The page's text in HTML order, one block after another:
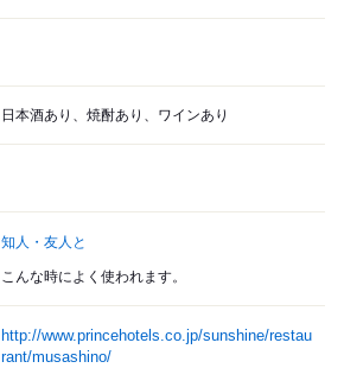
日本酒あり、焼酎あり、ワインあり
知人・友人と
こんな時によく使われます。
http://www.princehotels.co.jp/sunshine/restau
rant/musashino/